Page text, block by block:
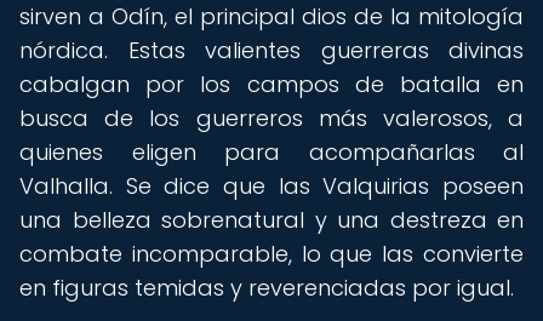
sirven a Odín, el principal dios de la mitología
nórdica. Estas valientes guerreras divinas
cabalgan por los campos de batalla en
busca de los guerreros más valerosos, a
quienes eligen para acompañarlas al
Valhalla. Se dice que las Valquirias poseen
una belleza sobrenatural y una destreza en
combate incomparable, lo que las convierte
en figuras temidas y reverenciadas por igual.